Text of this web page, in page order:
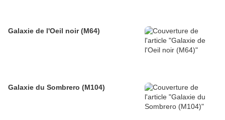
Galaxie de l'Oeil noir (M64)
Galaxie du Sombrero (M104)